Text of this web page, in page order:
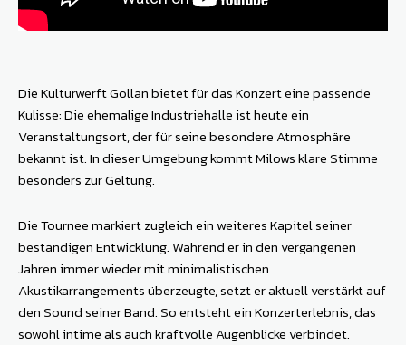
Die Kulturwerft Gollan bietet für das Konzert eine passende
Kulisse: Die ehemalige Industriehalle ist heute ein
Veranstaltungsort, der für seine besondere Atmosphäre
bekannt ist. In dieser Umgebung kommt Milows klare Stimme
besonders zur Geltung.
Die Tournee markiert zugleich ein weiteres Kapitel seiner
beständigen Entwicklung. Während er in den vergangenen
Jahren immer wieder mit minimalistischen
Akustikarrangements überzeugte, setzt er aktuell verstärkt auf
den Sound seiner Band. So entsteht ein Konzerterlebnis, das
sowohl intime als auch kraftvolle Augenblicke verbindet.